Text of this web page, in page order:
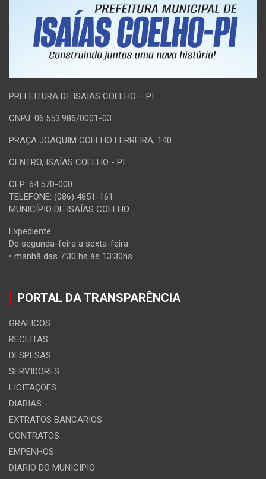
PREFEITURA DE ISAIAS COELHO – PI
CNPJ: 06.553.986/0001-03
PRAÇA JOAQUIM COELHO FERREIRA, 140
CENTRO, ISAÍAS COELHO - PI
CEP: 64.570-000
TELEFONE: (086) 4851-161
MUNICÍPIO DE ISAÍAS COELHO
Expediente
De segunda-feira a sexta-feira:
• manhã das 7:30 hs às 13:30hs
PORTAL DA TRANSPARÊNCIA
GRAFICOS
RECEITAS
DESPESAS
SERVIDORES
LICITAÇÕES
DIARIAS
EXTRATOS BANCARIOS
CONTRATOS
EMPENHOS
DIARIO DO MUNICIPIO